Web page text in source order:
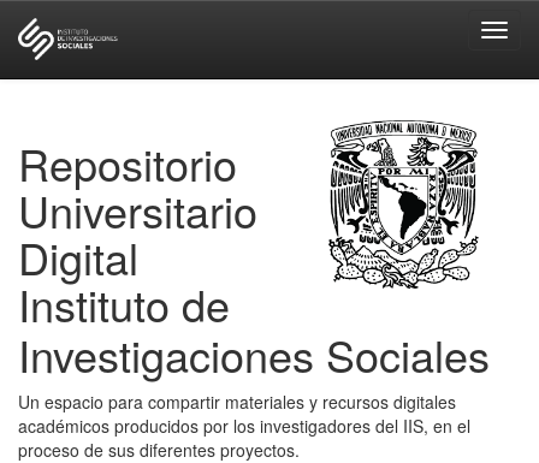
Repositorio
Universitario
Digital
Instituto de
Investigaciones Sociales
Un espacio para compartir materiales y recursos digitales
académicos producidos por los investigadores del IIS, en el
proceso de sus diferentes proyectos.